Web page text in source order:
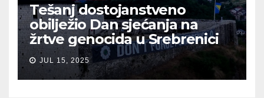
Tešanj dostojanstveno
obilježio Dan sjećanja na
žrtve genocida u Srebrenici
JUL 15, 2025